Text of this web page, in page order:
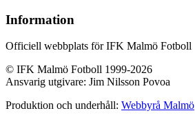
Information
Officiell webbplats för IFK Malmö Fotboll
© IFK Malmö Fotboll 1999-2026
Ansvarig utgivare: Jim Nilsson Povoa
Produktion och underhåll: Webbyrå Malmö